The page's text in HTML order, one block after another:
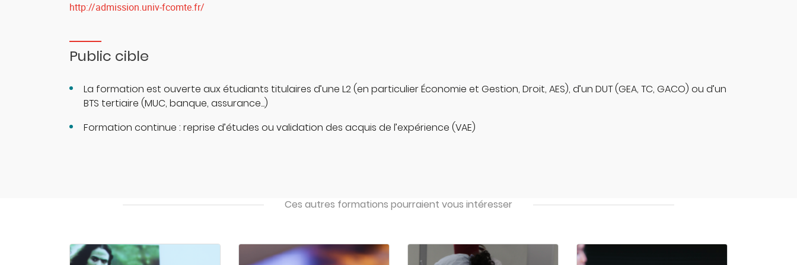
http://admission.univ-fcomte.fr/
Public cible
La formation est ouverte aux étudiants titulaires d’une L2 (en particulier Économie et Gestion, Droit, AES), d’un DUT (GEA, TC, GACO) ou d’un
BTS tertiaire (MUC, banque, assurance...)
Formation continue : reprise d’études ou validation des acquis de l’expérience (VAE)
Ces autres formations pourraient vous intéresser